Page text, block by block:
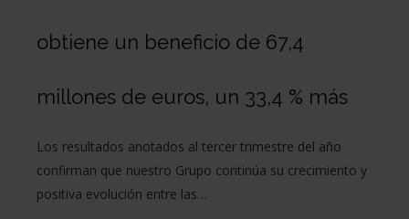
obtiene un beneficio de 67,4
millones de euros, un 33,4 % más
Los resultados anotados al tercer trimestre del año
confirman que nuestro Grupo continúa su crecimiento y
positiva evolución entre las…